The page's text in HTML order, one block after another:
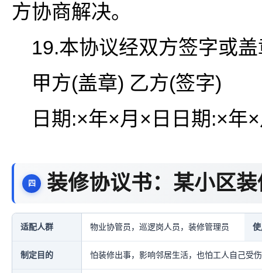
方协商解决。
19.本协议经双方签字或
甲方(盖章) 乙方(签字)
日期:×年×月×日日期:×年
装修协议书：某小区
适配人群 物业协管员，巡逻岗人员，装修管理员
制定目的 怕装修出事，影响邻居生活，也怕工人自己受